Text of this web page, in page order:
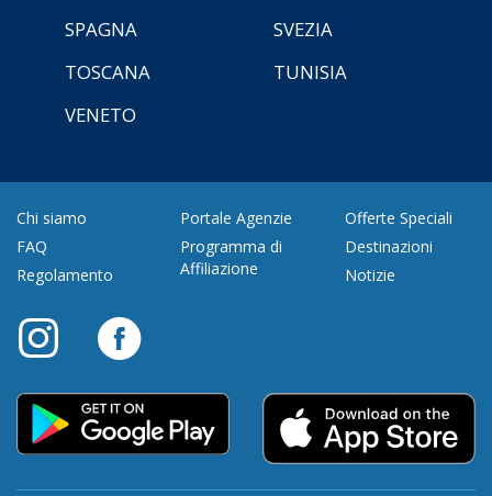
SPAGNA
SVEZIA
TOSCANA
TUNISIA
VENETO
Chi siamo
FAQ
Regolamento
Portale Agenzie
Programma di
Affiliazione
Offerte Speciali
Destinazioni
Notizie